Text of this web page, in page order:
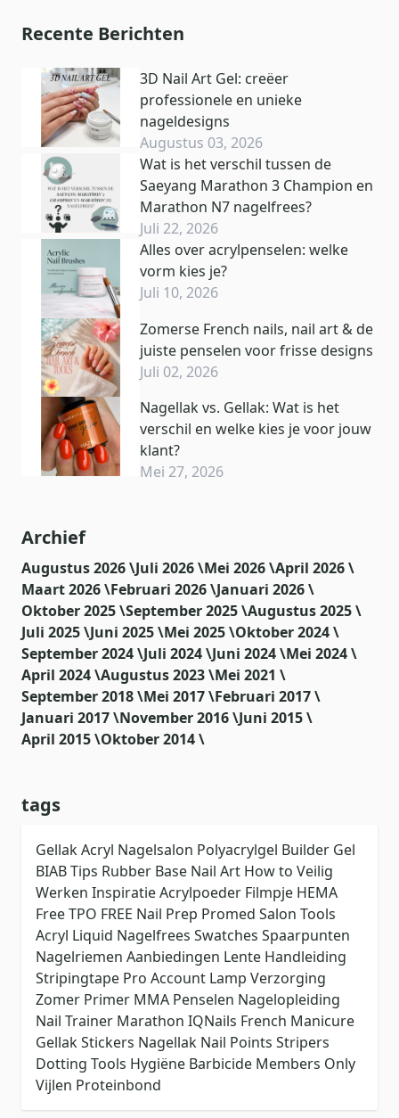
Recente Berichten
3D Nail Art Gel: creëer
professionele en unieke
nageldesigns
Augustus 03, 2026
Wat is het verschil tussen de
Saeyang Marathon 3 Champion en
Marathon N7 nagelfrees?
Juli 22, 2026
Alles over acrylpenselen: welke
vorm kies je?
Juli 10, 2026
Zomerse French nails, nail art & de
juiste penselen voor frisse designs
Juli 02, 2026
Nagellak vs. Gellak: Wat is het
verschil en welke kies je voor jouw
klant?
Mei 27, 2026
Archief
Augustus 2026 \Juli 2026 \Mei 2026 \April 2026 \
Maart 2026 \Februari 2026 \Januari 2026 \
Oktober 2025 \September 2025 \Augustus 2025 \
Juli 2025 \Juni 2025 \Mei 2025 \Oktober 2024 \
September 2024 \Juli 2024 \Juni 2024 \Mei 2024 \
April 2024 \Augustus 2023 \Mei 2021 \
September 2018 \Mei 2017 \Februari 2017 \
Januari 2017 \November 2016 \Juni 2015 \
April 2015 \Oktober 2014 \
tags
GellakAcryl Nagelsalon Polyacrylgel Builder Gel
BIABTips Rubber Base Nail Art How to Veilig
Werken InspiratieAcrylpoeder Filmpje HEMA
FreeTPO FREE Nail Prep Promed Salon Tools
Acryl Liquid Nagelfrees Swatches Spaarpunten
Nagelriemen Aanbiedingen Lente Handleiding
Stripingtape Pro Account Lamp Verzorging
Zomer Primer MMA Penselen Nagelopleiding
Nail Trainer Marathon IQNails French Manicure
Gellak Stickers Nagellak Nail Points Stripers
Dotting Tools Hygiëne Barbicide Members Only
Vijlen Proteinbond